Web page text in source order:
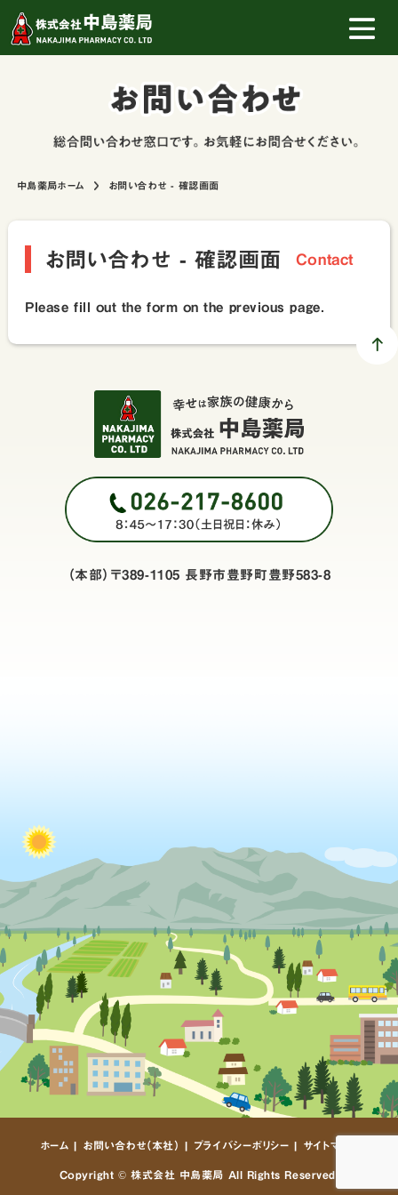
中島薬局ホーム お問い合わせ - 確認画面
お問い合わせ - 確認画面 Contact
Please fill out the form on the previous page.
（本部）〒389-1105 長野市豊野町豊野583-8
ホーム お問い合わせ（本社） プライバシーポリシー サイトマップ
Copyright© 株式会社 中島薬局 All Rights Reserved.